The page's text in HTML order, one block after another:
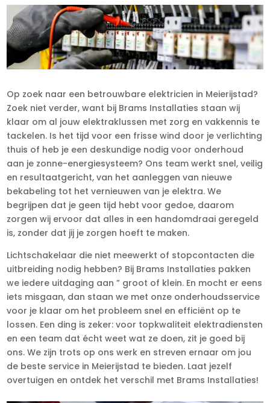
Op zoek naar een betrouwbare elektricien in Meierijstad?
Zoek niet verder, want bij Brams Installaties staan wij
klaar om al jouw elektraklussen met zorg en vakkennis te
tackelen. Is het tijd voor een frisse wind door je verlichting
thuis of heb je een deskundige nodig voor onderhoud
aan je zonne-energiesysteem? Ons team werkt snel, veilig
en resultaatgericht, van het aanleggen van nieuwe
bekabeling tot het vernieuwen van je elektra. We
begrijpen dat je geen tijd hebt voor gedoe, daarom
zorgen wij ervoor dat alles in een handomdraai geregeld
is, zonder dat jij je zorgen hoeft te maken.
Lichtschakelaar die niet meewerkt of stopcontacten die
uitbreiding nodig hebben? Bij Brams Installaties pakken
we iedere uitdaging aan ” groot of klein. En mocht er eens
iets misgaan, dan staan we met onze onderhoudsservice
voor je klaar om het probleem snel en efficiënt op te
lossen. Een ding is zeker: voor topkwaliteit elektradiensten
en een team dat écht weet wat ze doen, zit je goed bij
ons. We zijn trots op ons werk en streven ernaar om jou
de beste service in Meierijstad te bieden. Laat jezelf
overtuigen en ontdek het verschil met Brams Installaties!